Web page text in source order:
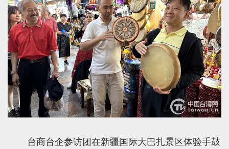
台商台企参访团在新疆国际大巴扎景区体验手鼓